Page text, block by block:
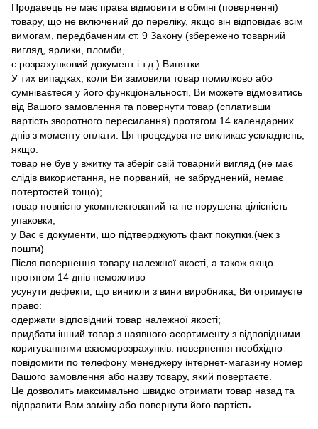
Продавець не має права відмовити в обміні (поверненні)
товару, що не включений до переліку, якщо він відповідає всім
вимогам, передбаченим ст. 9 Закону (збережено товарний
вигляд, ярлики, пломби,
є розрахунковий документ і т.д.) Винятки
У тих випадках, коли Ви замовили товар помилково або
сумніваєтеся у його функціональності, Ви можете відмовитись
від Вашого замовлення та повернути товар (сплативши
вартість зворотного пересилання) протягом 14 календарних
днів з моменту оплати. Ця процедура не викликає ускладнень,
якщо:
товар не був у вжитку та зберіг свій товарний вигляд (не має
слідів використання, не порваний, не забруднений, немає
потертостей тощо);
товар повністю укомплектований та не порушена цілісність
упаковки;
у Вас є документи, що підтверджують факт покупки.(чек з
пошти)
Після повернення товару належної якості, а також якщо
протягом 14 днів неможливо
усунути дефекти, що виникли з вини виробника, Ви отримуєте
право:
одержати відповідний товар належної якості;
придбати інший товар з наявного асортименту з відповідними
коригуваннями взаєморозрахунків. повернення необхідно
повідомити по телефону менеджеру інтернет-магазину номер
Вашого замовлення або назву товару, який повертаєте.
Це дозволить максимально швидко отримати товар назад та
відправити Вам заміну або повернути його вартість